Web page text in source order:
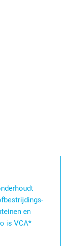
en
is VCA*